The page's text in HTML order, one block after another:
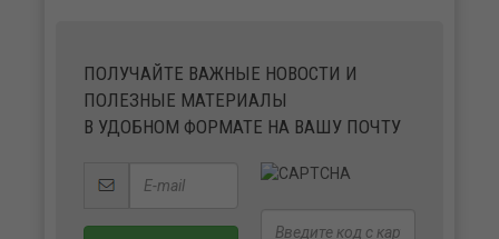
ПОЛУЧАЙТЕ ВАЖНЫЕ НОВОСТИ И
ПОЛЕЗНЫЕ МАТЕРИАЛЫ
В УДОБНОМ ФОРМАТЕ НА ВАШУ ПОЧТУ